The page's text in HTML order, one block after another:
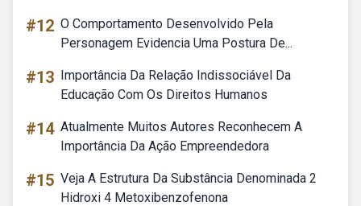
#12 O Comportamento Desenvolvido Pela
Personagem Evidencia Uma Postura De...
#13 Importância Da Relação Indissociável Da
Educação Com Os Direitos Humanos
#14 Atualmente Muitos Autores Reconhecem A
Importância Da Ação Empreendedora
#15 Veja A Estrutura Da Substância Denominada 2
Hidroxi 4 Metoxibenzofenona